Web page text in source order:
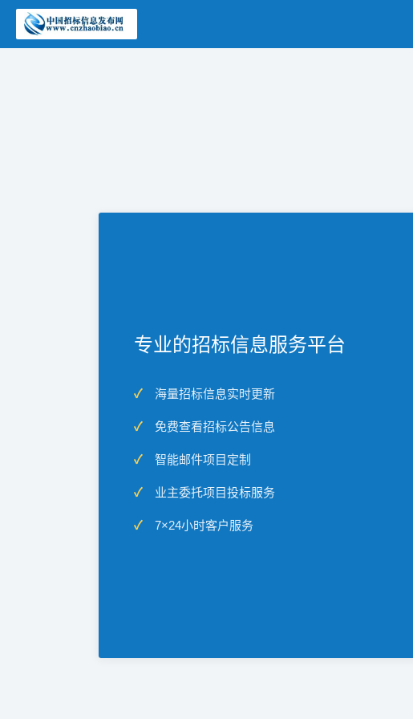
专业的招标信息服务平台
海量招标信息实时更新
免费查看招标公告信息
智能邮件项目定制
业主委托项目投标服务
7×24小时客户服务